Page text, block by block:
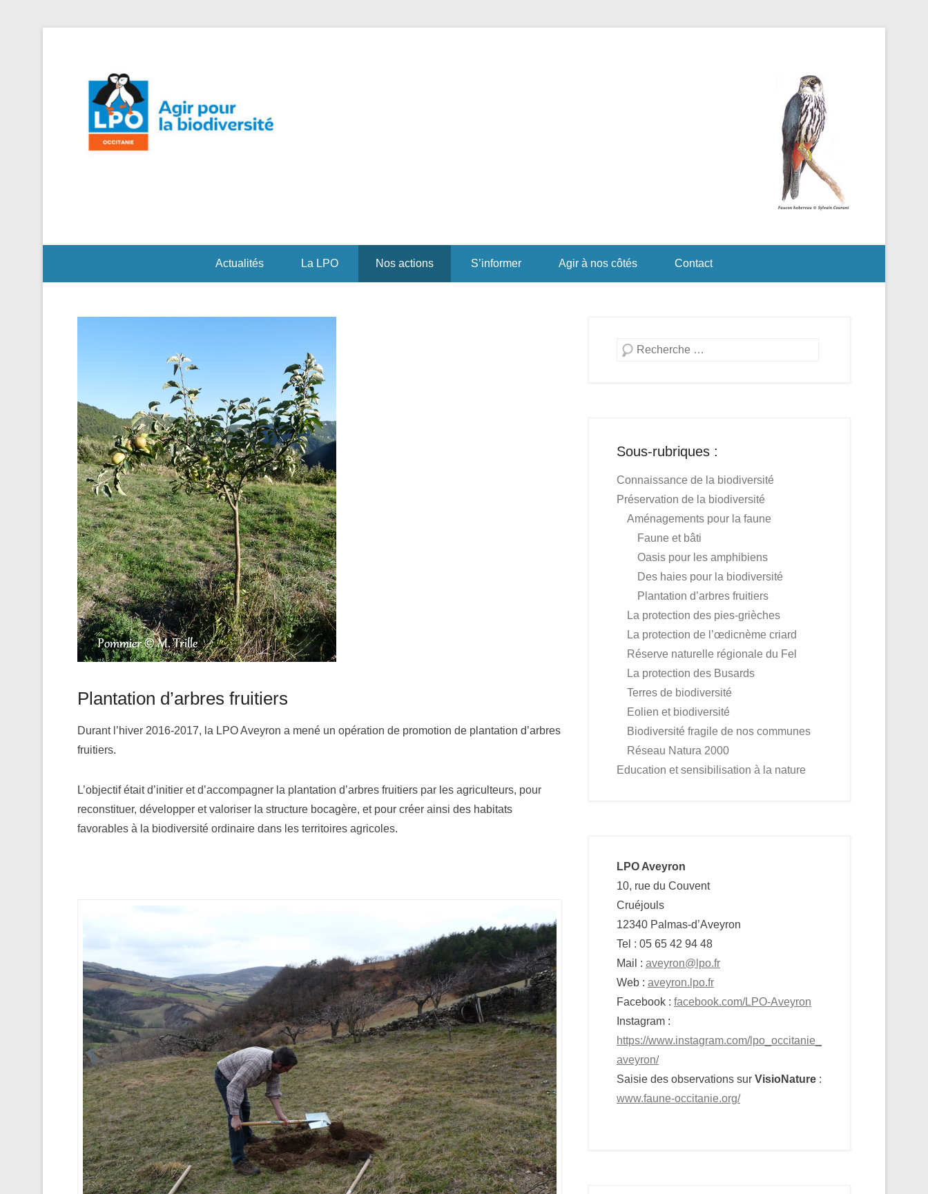
Actualités La LPO Nos actions S’informer Agir à nos côtés Contact
Plantation d’arbres fruitiers
Durant l’hiver 2016-2017, la LPO Aveyron a mené un opération de promotion de plantation d’arbres
fruitiers.
L’objectif était d’initier et d’accompagner la plantation d’arbres fruitiers par les agriculteurs, pour
reconstituer, développer et valoriser la structure bocagère, et pour créer ainsi des habitats
favorables à la biodiversité ordinaire dans les territoires agricoles.
Recherche
Sous-rubriques :
Connaissance de la biodiversité
Préservation de la biodiversité
Aménagements pour la faune
Faune et bâti
Oasis pour les amphibiens
Des haies pour la biodiversité
Plantation d’arbres fruitiers
La protection des pies-grièches
La protection de l’œdicnème criard
Réserve naturelle régionale du Fel
La protection des Busards
Terres de biodiversité
Eolien et biodiversité
Biodiversité fragile de nos communes
Réseau Natura 2000
Education et sensibilisation à la nature
LPO Aveyron
10, rue du Couvent
Cruéjouls
12340 Palmas-d’Aveyron
Tel : 05 65 42 94 48
Mail : aveyron@lpo.fr
Web : aveyron.lpo.fr
Facebook : facebook.com/LPO-Aveyron
Instagram :
https://www.instagram.com/lpo_occitanie_
aveyron/
Saisie des observations sur VisioNature :
www.faune-occitanie.org/